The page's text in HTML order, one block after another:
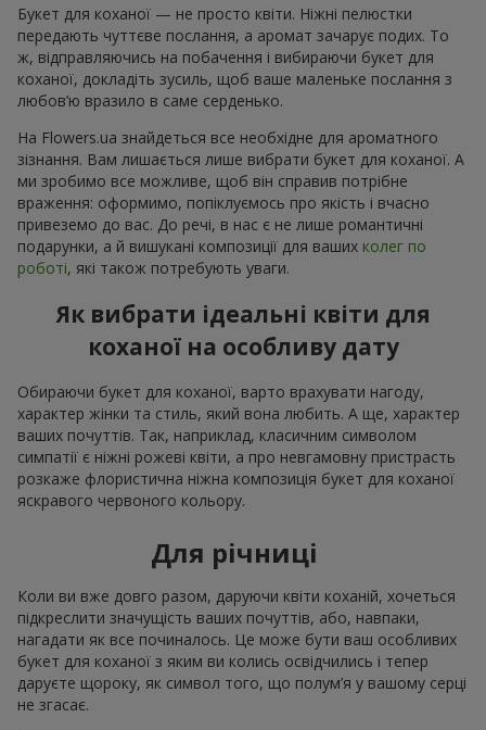
Букет для коханої — не просто квіти. Ніжні пелюстки
передають чуттєве послання, а аромат зачарує подих. То
ж, відправляючись на побачення і вибираючи букет для
коханої, докладіть зусиль, щоб ваше маленьке послання з
любов’ю вразило в саме серденько.
На Flowers.ua знайдеться все необхідне для ароматного
зізнання. Вам лишається лише вибрати букет для коханої. А
ми зробимо все можливе, щоб він справив потрібне
враження: оформимо, попіклуємось про якість і вчасно
привеземо до вас. До речі, в нас є не лише романтичні
подарунки, а й вишукані композиції для ваших колег по
роботі, які також потребують уваги.
Як вибрати ідеальні квіти для
коханої на особливу дату
Обираючи букет для коханої, варто врахувати нагоду,
характер жінки та стиль, який вона любить. А ще, характер
ваших почуттів. Так, наприклад, класичним символом
симпатії є ніжні рожеві квіти, а про невгамовну пристрасть
розкаже флористична ніжна композиція букет для коханої
яскравого червоного кольору.
Для річниці
Коли ви вже довго разом, даруючи квіти коханій, хочеться
підкреслити значущість ваших почуттів, або, навпаки,
нагадати як все починалось. Це може бути ваш особливих
букет для коханої з яким ви колись освідчились і тепер
даруєте щороку, як символ того, що полум’я у вашому серці
не згасає.